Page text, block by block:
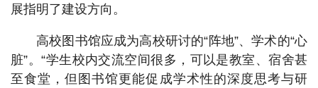
展指明了建设方向。
高校图书馆应成为高校研讨的“阵地”、学术的“心
脏”。“学生校内交流空间很多，可以是教室、宿舍甚
至食堂，但图书馆更能促成学术性的深度思考与研